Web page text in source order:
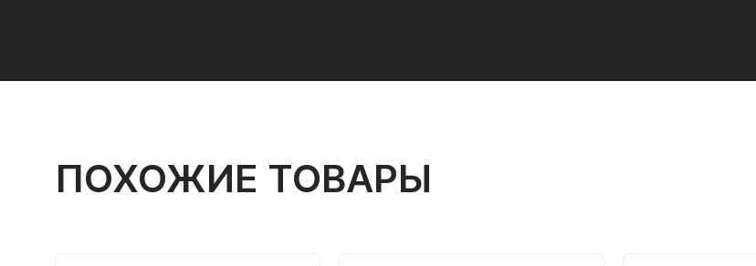
ПОХОЖИЕ ТОВАРЫ